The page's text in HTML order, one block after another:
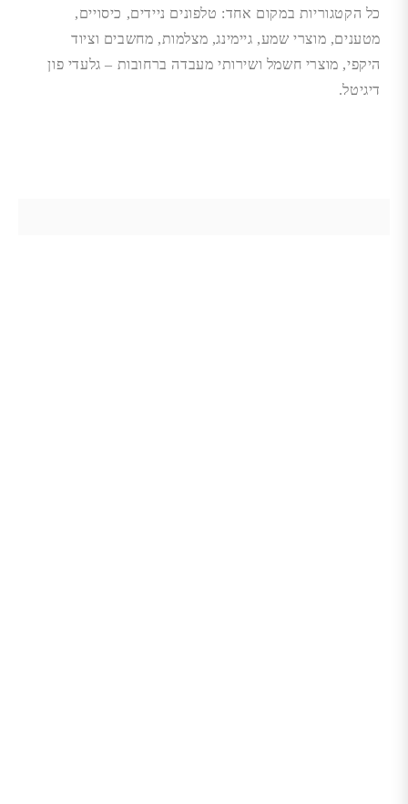
כל הקטגוריות במקום אחד: טלפונים ניידים, כיסויים,
מטענים, מוצרי שמע, גיימינג, מצלמות, מחשבים וציוד
היקפי, מוצרי חשמל ושירותי מעבדה ברחובות – גלעדי פון
דיגיטל.